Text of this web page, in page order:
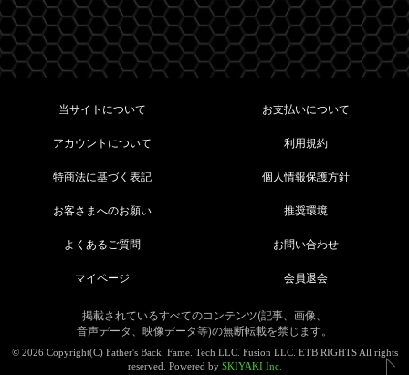
当サイトについて お支払いについて
アカウントについて 利用規約
特商法に基づく表記 個人情報保護方針
お客さまへのお願い 推奨環境
よくあるご質問 お問い合わせ
マイページ 会員退会
掲載されているすべてのコンテンツ(記事、画像、
音声データ、映像データ等)の無断転載を禁じます。
© 2026 Copyright(C) Father's Back. Fame. Tech LLC. Fusion LLC. ETB RIGHTS All rights
reserved. Powered by SKIYAKI Inc.